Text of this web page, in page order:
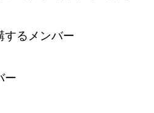
するメンバー
ー